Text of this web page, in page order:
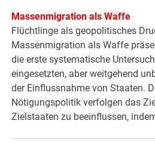
Massenmigration als Waffe
Flüchtlinge als geopolitisches
Massenmigration als Waffe
die erste systematische
eingesetzten, aber weitgehend
der Einflussnahme von Staaten.
Nötigungspolitik verfolgen das
Zielstaaten zu beeinflussen,